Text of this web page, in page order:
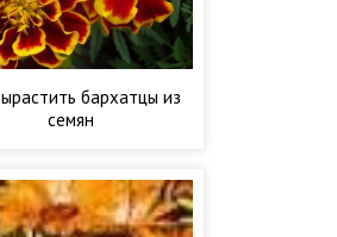
бархатцы из
семян